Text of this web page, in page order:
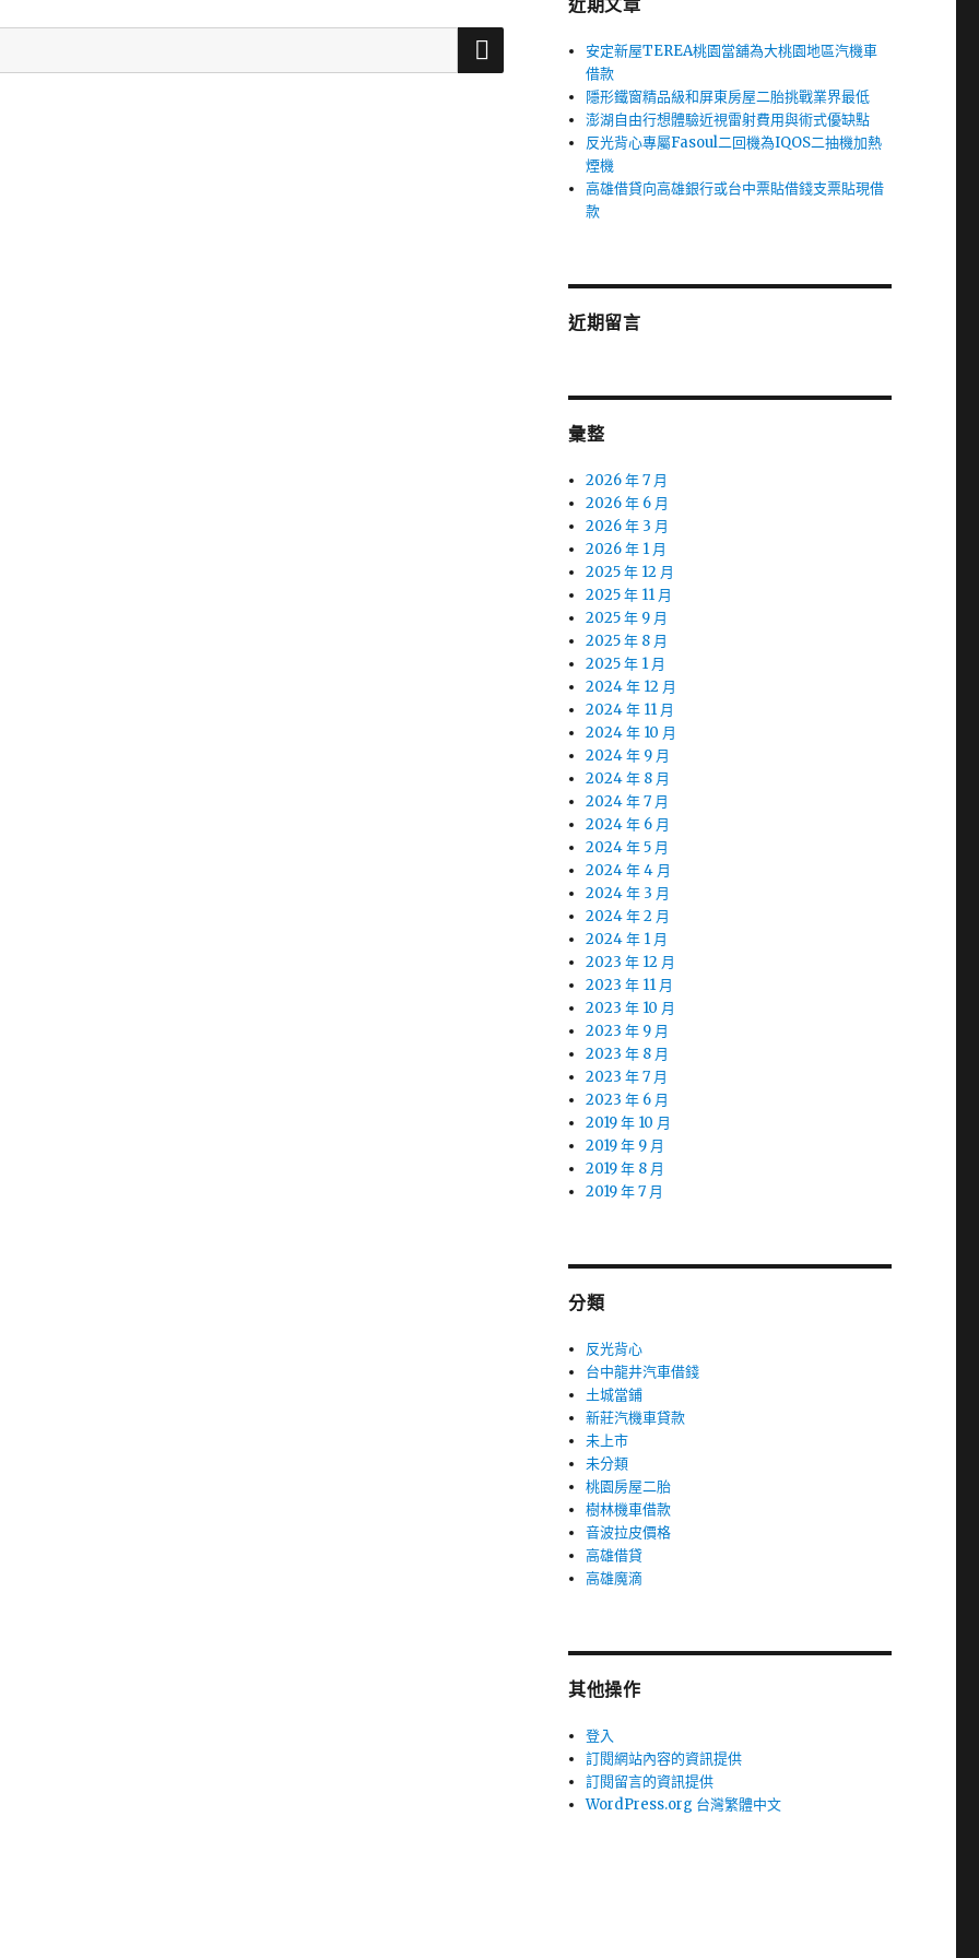
搜
近期文章
安定新屋TEREA桃園當舖為大桃園地區汽機車
借款
隱形鐵窗精品級和屏東房屋二胎挑戰業界最低
澎湖自由行想體驗近視雷射費用與術式優缺點
反光背心專屬Fasoul二回機為IQOS二抽機加熱
煙機
高雄借貸向高雄銀行或台中票貼借錢支票貼現借
款
近期留言
彙整
2026 年 7 月
2026 年 6 月
2026 年 3 月
2026 年 1 月
2025 年 12 月
2025 年 11 月
2025 年 9 月
2025 年 8 月
2025 年 1 月
2024 年 12 月
2024 年 11 月
2024 年 10 月
2024 年 9 月
2024 年 8 月
2024 年 7 月
2024 年 6 月
2024 年 5 月
2024 年 4 月
2024 年 3 月
2024 年 2 月
2024 年 1 月
2023 年 12 月
2023 年 11 月
2023 年 10 月
2023 年 9 月
2023 年 8 月
2023 年 7 月
2023 年 6 月
2019 年 10 月
2019 年 9 月
2019 年 8 月
2019 年 7 月
分類
反光背心
台中龍井汽車借錢
土城當鋪
新莊汽機車貸款
未上市
未分類
桃園房屋二胎
樹林機車借款
音波拉皮價格
高雄借貸
高雄魔滴
其他操作
登入
訂閱網站內容的資訊提供
訂閱留言的資訊提供
WordPress.org 台灣繁體中文